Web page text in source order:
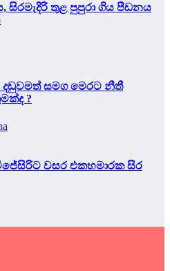
සිරමැදිරි තුළ පුපුරා ගිය පීඩනය
සමග මෙරට නීතී
?
වසර එකහමාරක සිර